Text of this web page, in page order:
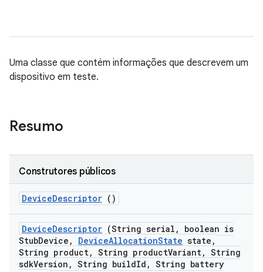
Uma classe que contém informações que descrevem um
dispositivo em teste.
Resumo
Construtores públicos
DeviceDescriptor ()
DeviceDescriptor (String serial ,
boolean is
StubDevice , DeviceAllocationState state ,
String product, String productVariant, String
sdkVersion , String buildId , String battery